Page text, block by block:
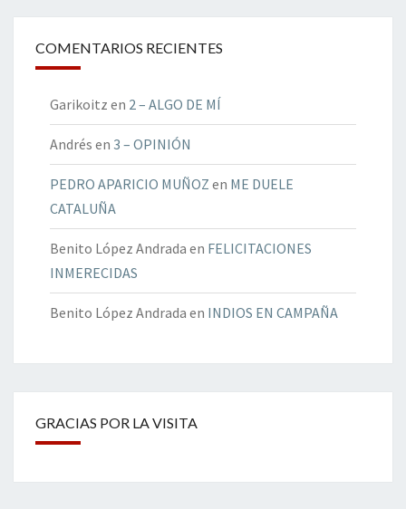
COMENTARIOS RECIENTES
Garikoitz en 2 – ALGO DE MÍ
Andrés en 3 – OPINIÓN
PEDRO APARICIO MUÑOZ en ME DUELE
CATALUÑA
Benito López Andrada en FELICITACIONES
INMERECIDAS
Benito López Andrada en INDIOS EN CAMPAÑA
GRACIAS POR LA VISITA